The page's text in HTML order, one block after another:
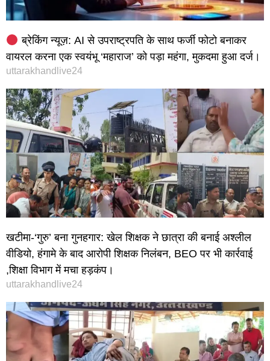
ब्रेकिंग न्यूज़: AI से उपराष्ट्रपति के साथ फर्जी फोटो बनाकर
वायरल करना एक स्वयंभू ‘महाराज’ को पड़ा महंगा, मुकदमा हुआ दर्ज।
uttarakhandlive24
खटीमा-‘गुरु’ बना गुनहगार: खेल शिक्षक ने छात्रा की बनाई अश्लील
वीडियो, हंगामे के बाद आरोपी शिक्षक निलंबन, BEO पर भी कार्रवाई
,शिक्षा विभाग में मचा हड़कंप।
uttarakhandlive24